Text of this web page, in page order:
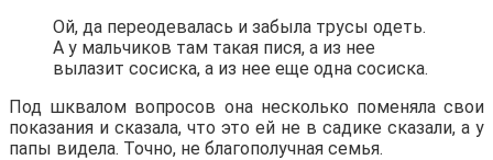
Ой, да переодевалась и забыла трусы одеть.
А у мальчиков там такая пися, а из нее
вылазит сосиска, а из нее еще одна сосиска.
Под шквалом вопросов она несколько поменяла свои
показания и сказала, что это ей не в садике сказали, а у
папы видела. Точно, не благополучная семья.